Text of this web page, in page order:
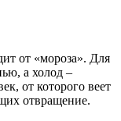
от «мороза». Для
а холод –
от которого веет
отвращение.